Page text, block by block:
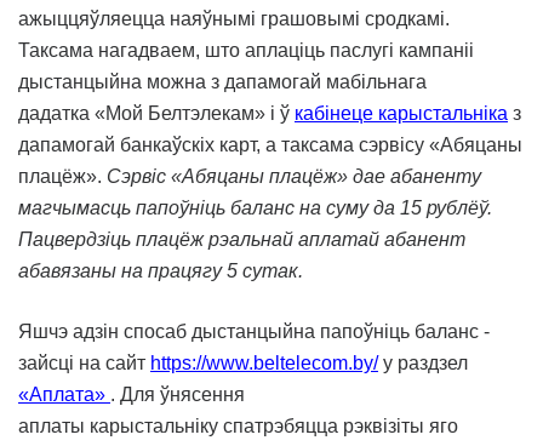
ажыццяўляецца наяўнымі грашовымі сродкамі.
Таксама нагадваем, што аплаціць паслугі кампаніі
дыстанцыйна можна з дапамогай мабільнага
дадатка «Мой Белтэлекам» і ў кабінеце карыстальніка з
дапамогай банкаўскіх карт, а таксама сэрвісу «Абяцаны
плацёж». Сэрвіс «Абяцаны плацёж» дае абаненту
магчымасць папоўніць баланс на суму да 15 рублёў.
Пацвердзіць плацёж рэальнай аплатай абанент
абавязаны на працягу 5 сутак.
Яшчэ адзін спосаб дыстанцыйна папоўніць баланс -
зайсці на сайт https://www.beltelecom.by/ у раздзел
«Аплата» . Для ўнясення
аплаты карыстальніку спатрэбяцца рэквізіты яго